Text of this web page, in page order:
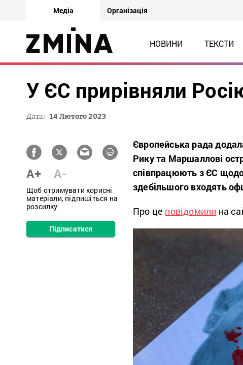
Медіа Організація
НОВИНИ ТЕКСТИ
У ЄС прирівняли
Дата: 14 Лютого 2023
A+ A-
Щоб отримувати корисні
матеріали, підпишіться на
розсилку
Підписатися
Європейська рада
Рику та Маршаллові
співпрацюють з ЄС
здебільшого входять
Про це повідомили на